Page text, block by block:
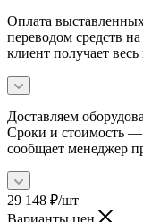
Оплата
переводом средств
клиент получает
Доставляем
Сроки и стоимость
сообщает менеджер
29 148 ₽/шт
Варианты цен